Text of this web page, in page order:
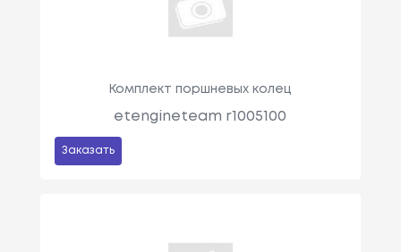
Комплект поршневых колец
etengineteam r1005100
Заказать